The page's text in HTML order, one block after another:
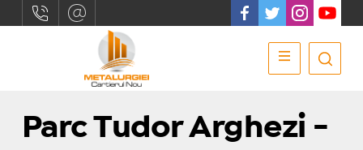
Parc Tudor Arghezi -